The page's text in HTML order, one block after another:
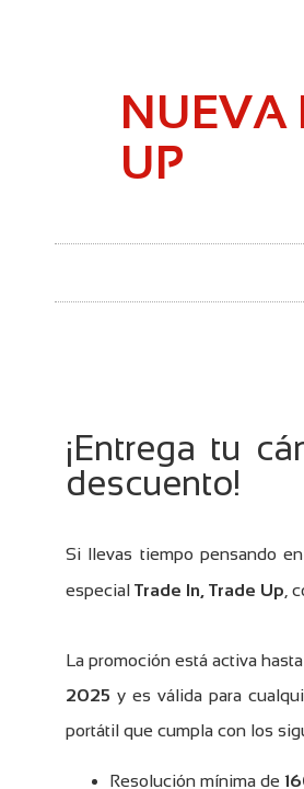
NUEVA
UP
¡Entrega tu
descuento!
Si llevas tiempo pensando
especial Trade In, Trade Up ,
La promoción está activa
2025 y es válida para
portátil que cumpla con los
Resolución mínima de